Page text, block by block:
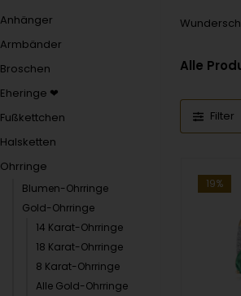
Anhänger
Armbänder
Broschen
Eheringe ❤
Fußkettchen
Halsketten
Ohrringe
Blumen-Ohrringe
Gold-Ohrringe
14 Karat-Ohrringe
18 Karat-Ohrringe
8 Karat-Ohrringe
Alle Gold-Ohrringe
Alle
Filter
19%